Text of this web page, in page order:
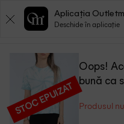
STOC EPUIZAT
Oops!
bună ca
Produsul
Aplicația
Deschide în aplicație